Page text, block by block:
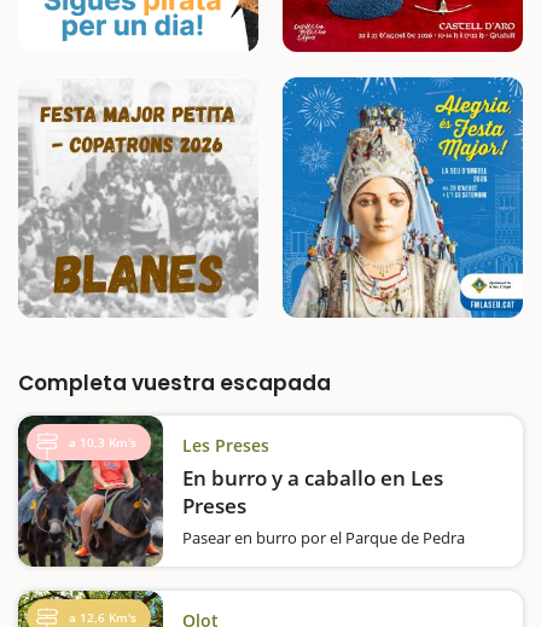
Completa vuestra escapada
a 10,3 Km's Les Preses
En burro y a caballo en Les
Preses
Pasear en burro por el Parque de Pedra
a 12,6 Km's Olot